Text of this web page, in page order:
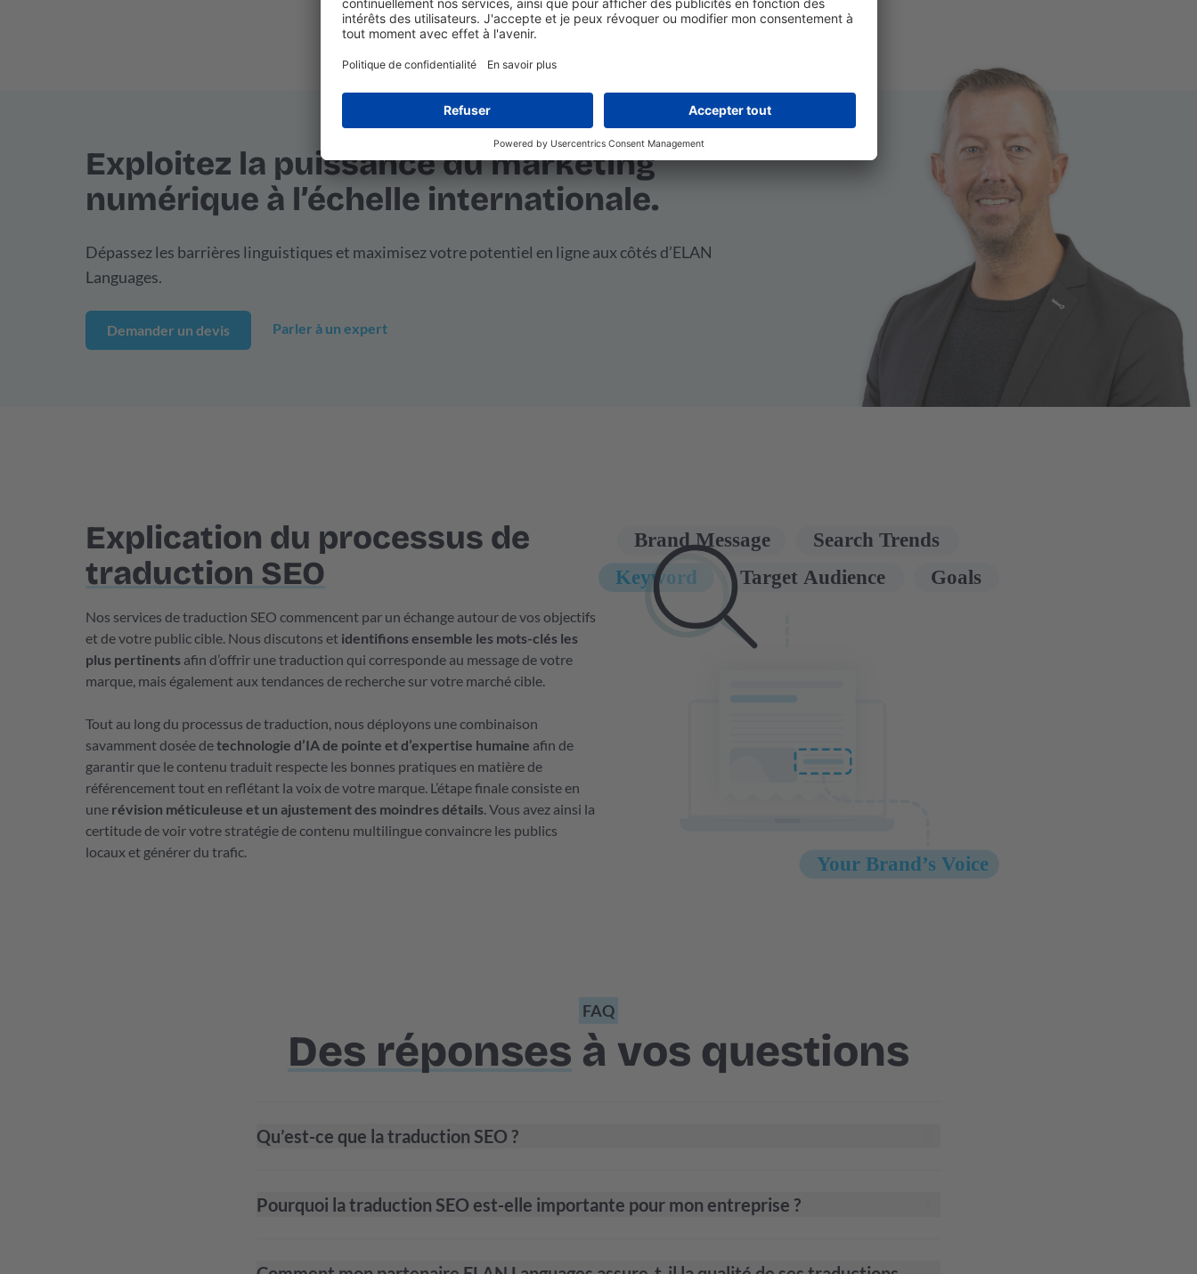
Exploitez la puissance du marketing
numérique à l’échelle internationale.
Dépassez les barrières linguistiques et maximisez votre potentiel en ligne aux côtés d’ELAN
Languages.
Demander un devis Parler à un expert
Explication du processus de
traduction SEO
Nos services de traduction SEO commencent par un échange autour de vos objectifs
et de votre public cible. Nous discutons et identifions ensemble les mots-clés les
plus pertinents afin d’offrir une traduction qui corresponde au message de votre
marque, mais également aux tendances de recherche sur votre marché cible.
Tout au long du processus de traduction, nous déployons une combinaison
savamment dosée detechnologie d’IA de pointe et d’expertise humaine afin de
garantir que le contenu traduit respecte les bonnes pratiques en matière de
référencement tout en reflétant la voix de votre marque. L’étape finale consiste en
une révision méticuleuse et un ajustement des moindres détails. Vous avez ainsi la
certitude de voir votre stratégie de contenu multilingue convaincre les publics
locaux et générer du trafic.
FAQ
Des réponses à vos questions
Qu’est-ce que la traduction SEO ?
Pourquoi la traduction SEO est-elle importante pour mon entreprise ?